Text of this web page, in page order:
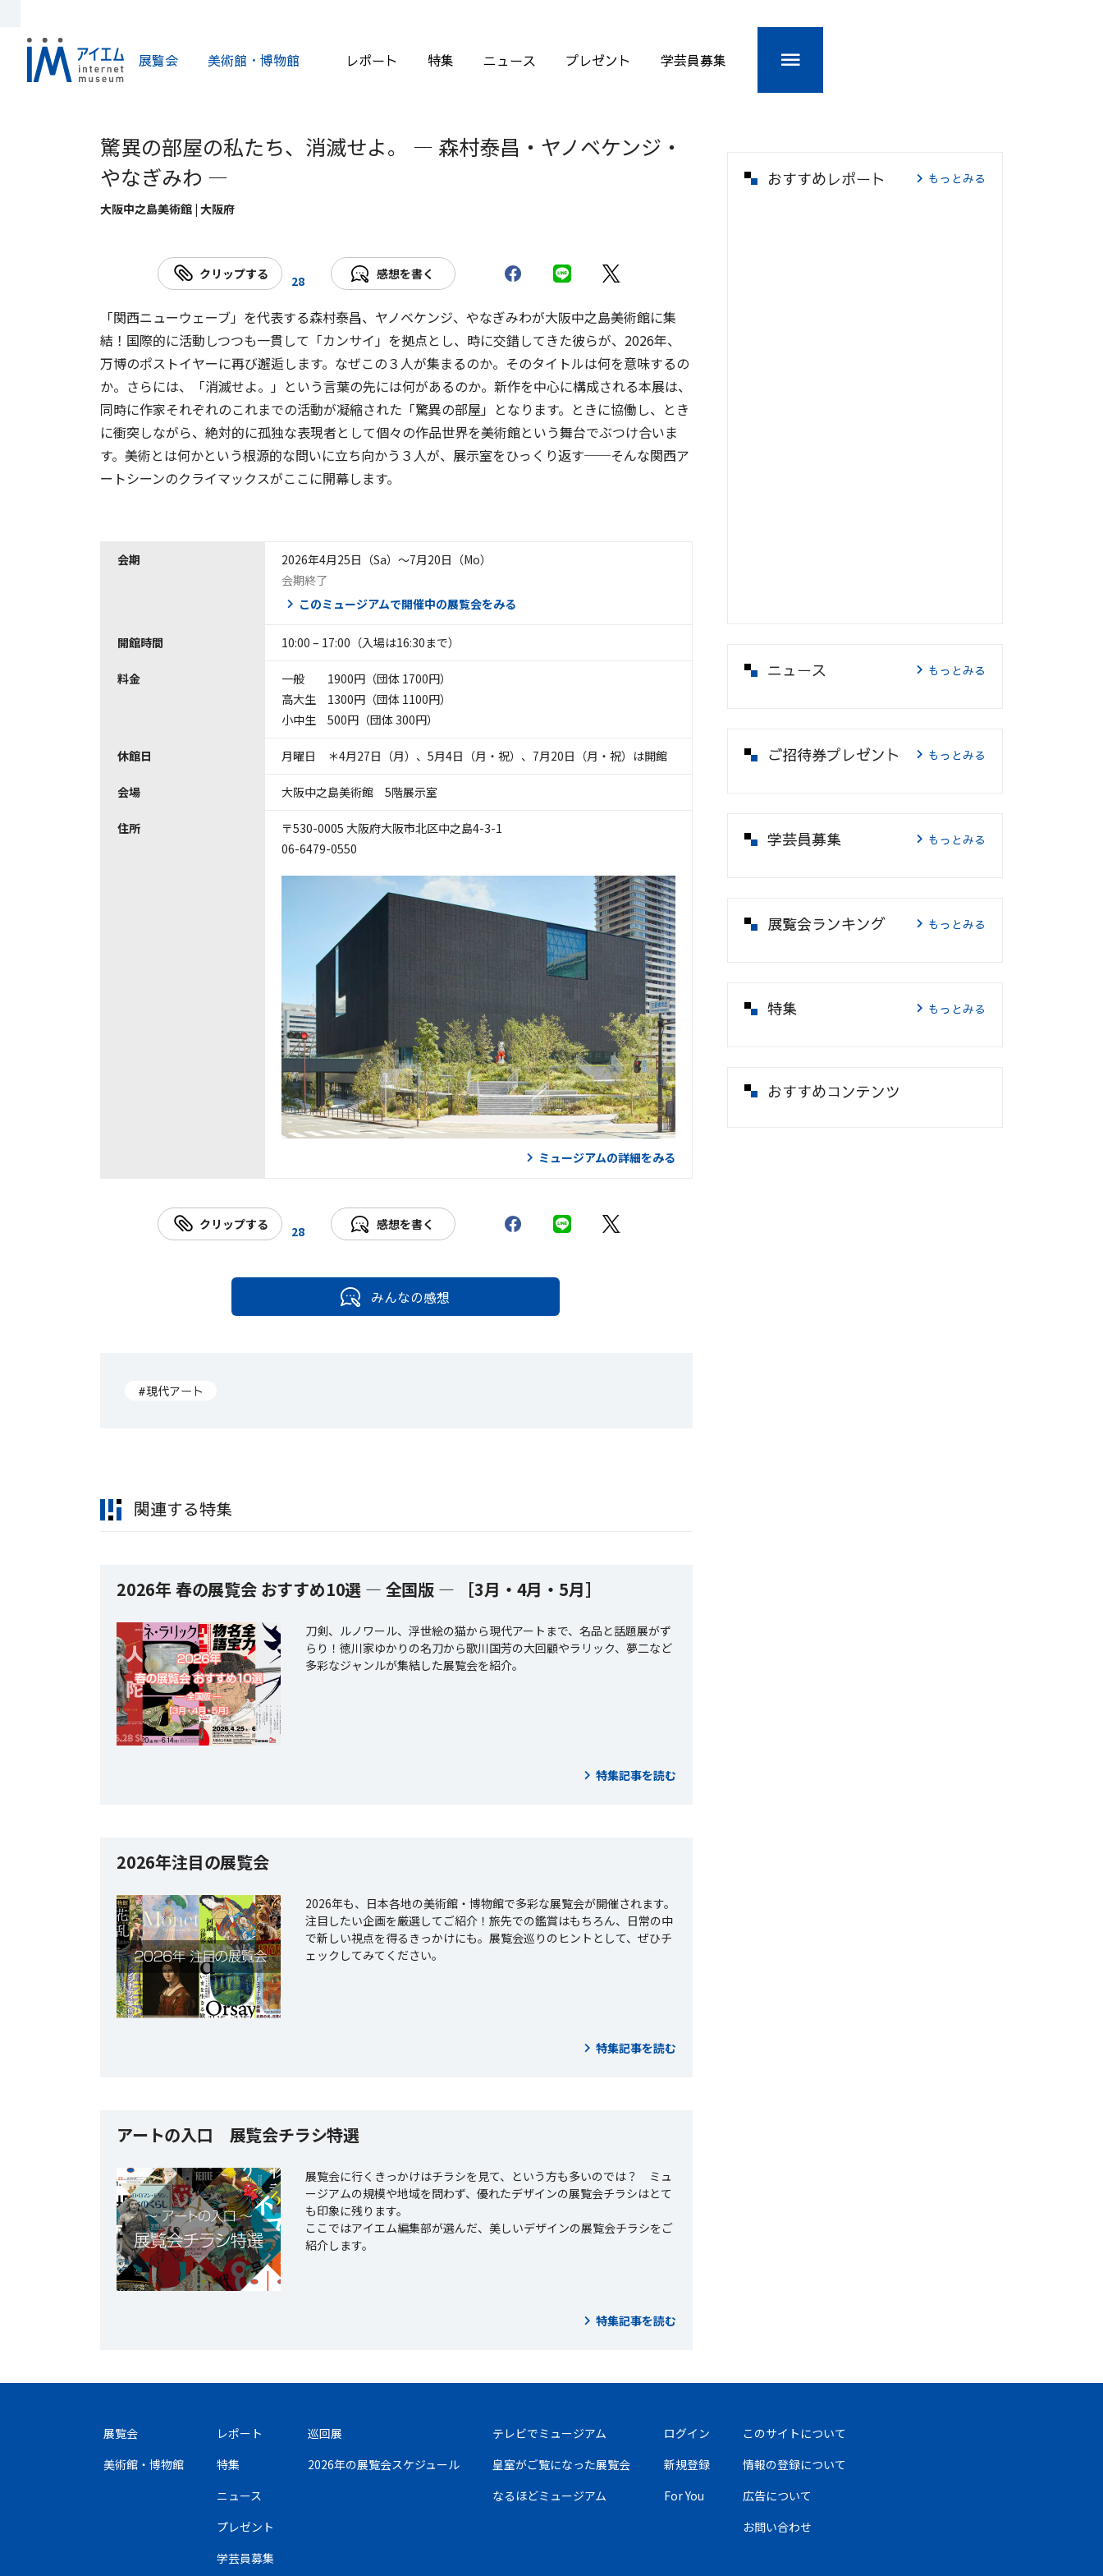
展覧会 美術館・博物館 レポート 特集 ニュース プレゼント 学芸員募集
驚異の部屋の私たち、消滅せよ。 — 森村泰昌・ヤノベケンジ・
やなぎみわ —
大阪中之島美術館 | 大阪府
クリップする 28 感想を書く
「関西ニューウェーブ」を代表する森村泰昌、ヤノベケンジ、やなぎみわが大阪中之島美術館に集
結！国際的に活動しつつも一貫して「カンサイ」を拠点とし、時に交錯してきた彼らが、2026年、
万博のポストイヤーに再び邂逅します。なぜこの３人が集まるのか。そのタイトルは何を意味するの
か。さらには、「消滅せよ。」という言葉の先には何があるのか。新作を中心に構成される本展は、
同時に作家それぞれのこれまでの活動が凝縮された「驚異の部屋」となります。ときに協働し、とき
に衝突しながら、絶対的に孤独な表現者として個々の作品世界を美術館という舞台でぶつけ合いま
す。美術とは何かという根源的な問いに立ち向かう３人が、展示室をひっくり返す──そんな関西ア
ートシーンのクライマックスがここに開幕します。
会期
2026年4月25日（Sa）〜7月20日（Mo）
会期終了
このミュージアムで開催中の展覧会をみる
開館時間 10:00 – 17:00（入場は16:30まで）
料金
一般 1900円（団体 1700円）
高大生 1300円（団体 1100円）
小中生 500円（団体 300円）
休館日 月曜日 ＊4月27日（月）、5月4日（月・祝）、7月20日（月・祝）は開館
会場 大阪中之島美術館 5階展示室
住所
〒530-0005 大阪府大阪市北区中之島4-3-1
06-6479-0550
ミュージアムの詳細をみる
クリップする 28 感想を書く
みんなの感想
#現代アート
関連する特集
2026年 春の展覧会 おすすめ10選 ― 全国版 ― ［3月・4月・5月］
刀剣、ルノワール、浮世絵の猫から現代アートまで、名品と話題展がず
らり！徳川家ゆかりの名刀から歌川国芳の大回顧やラリック、夢二など
多彩なジャンルが集結した展覧会を紹介。
特集記事を読む
2026年注目の展覧会
2026年も、日本各地の美術館・博物館で多彩な展覧会が開催されます。
注目したい企画を厳選してご紹介！旅先での鑑賞はもちろん、日常の中
で新しい視点を得るきっかけにも。展覧会巡りのヒントとして、ぜひチ
ェックしてみてください。
特集記事を読む
アートの入口 展覧会チラシ特選
展覧会に行くきっかけはチラシを見て、という方も多いのでは？ ミュ
ージアムの規模や地域を問わず、優れたデザインの展覧会チラシはとて
も印象に残ります。
ここではアイエム編集部が選んだ、美しいデザインの展覧会チラシをご
紹介します。
特集記事を読む
おすすめレポート もっとみる
ニュース もっとみる
ご招待券プレゼント もっとみる
学芸員募集 もっとみる
展覧会ランキング もっとみる
特集 もっとみる
おすすめコンテンツ
展覧会
美術館・博物館
レポート
特集
ニュース
プレゼント
学芸員募集
巡回展
2026年の展覧会スケジュール
テレビでミュージアム
皇室がご覧になった展覧会
なるほどミュージアム
ログイン
新規登録
For You
このサイトについて
情報の登録について
広告について
お問い合わせ